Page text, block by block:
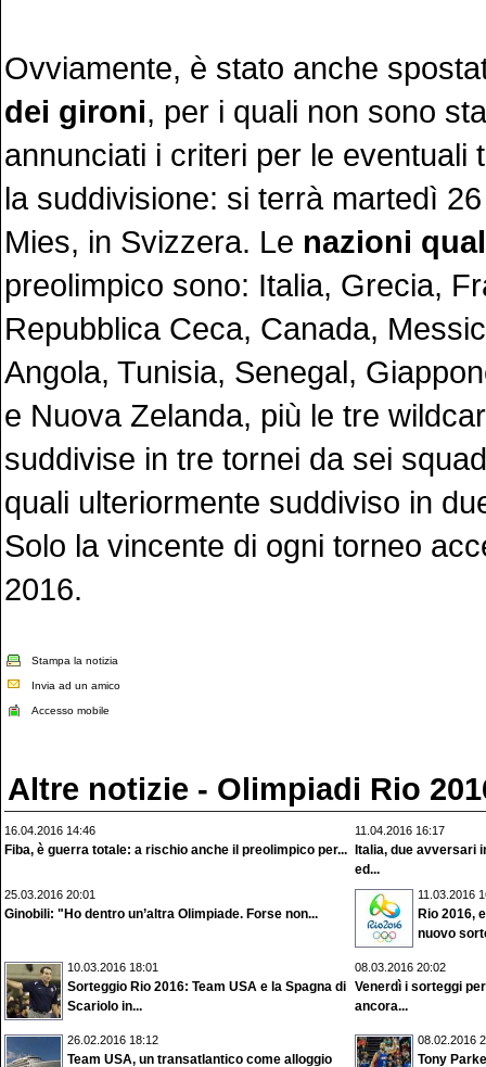
Ovviamente, è stato anche
dei gironi, per i quali non sono
annunciati i criteri per le eventuali
la suddivisione: si terrà martedì
Mies, in Svizzera. Le nazioni
preolimpico sono: Italia, Grecia,
Repubblica Ceca, Canada,
Angola, Tunisia, Senegal,
e Nuova Zelanda, più le tre
suddivise in tre tornei da sei
quali ulteriormente suddiviso in
Solo la vincente di ogni torneo
2016.
Stampa la notizia
Invia ad un amico
Accesso mobile
Altre notizie - Olimpiadi Rio
16.04.2016 14:46
Fiba, è guerra totale: a rischio anche il preolimpico per...
11.04.2016 16:17
Italia, due avversari
ed...
25.03.2016 20:01
Ginobili: "Ho dentro un’altra Olimpiade. Forse non...
11.03.2016
Rio 2016,
nuovo
10.03.2016 18:01
Sorteggio Rio 2016: Team USA e la Spagna di
Scariolo in...
08.03.2016 20:02
Venerdì i sorteggi
ancora...
26.02.2016 18:12
Team USA, un transatlantico come alloggio
08.02.2016
Tony